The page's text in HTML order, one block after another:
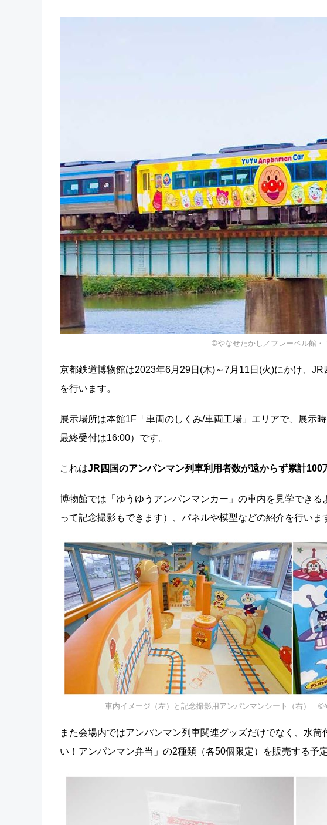
©やなせたかし／フレーベル館・
京都鉄道博物館は2023年6月29日(木)～7月11日(火)にかけ、
を行います。
展示場所は本館1F「車両のしくみ/車両工場」エリアで、展示
最終受付は16:00）です。
これはJR四国のアンパンマン列車利用者数が遠からず累計100
博物館では「ゆうゆうアンパンマンカー」の車内を見学でき
って記念撮影もできます）、パネルや模型などの紹介を行いま
車内イメージ（左）と記念撮影用アンパンマンシート（右） ©
また会場内ではアンパンマン列車関連グッズだけでなく、水
い！アンパンマン弁当」の2種類（各50個限定）を販売する予定